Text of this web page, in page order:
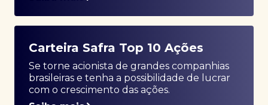
Carteira Safra Top 10 Ações
Se torne acionista de grandes companhias
brasileiras e tenha a possibilidade de lucrar
com o crescimento das ações.